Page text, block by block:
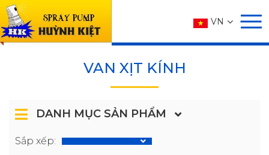
VN
SẢN PHẨM
Trang chủ SẢN PHẨM
VAN XỊT KÍNH
DANH MỤC SẢN PHẨM
Sắp xếp: